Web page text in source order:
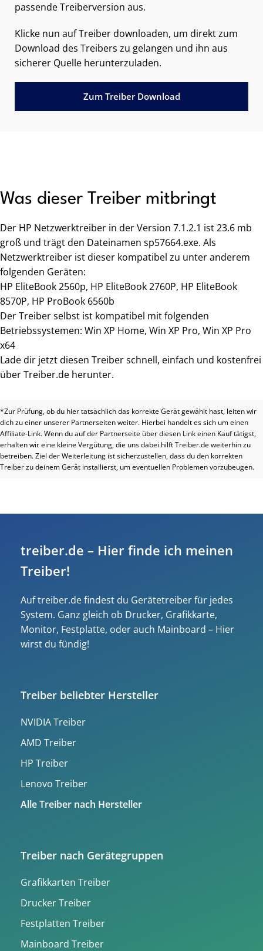
passende Treiberversion aus.
Klicke nun auf Treiber downloaden, um direkt zum
Download des Treibers zu gelangen und ihn aus
sicherer Quelle herunterzuladen.
Zum Treiber Download
Was dieser Treiber mitbringt
Der HP Netzwerktreiber in der Version 7.1.2.1 ist 23.6 mb
groß und trägt den Dateinamen sp57664.exe. Als
Netzwerktreiber ist dieser kompatibel zu unter anderem
folgenden Geräten:
HP EliteBook 2560p, HP EliteBook 2760P, HP EliteBook
8570P, HP ProBook 6560b
Der Treiber selbst ist kompatibel mit folgenden
Betriebssystemen: Win XP Home, Win XP Pro, Win XP Pro
x64
Lade dir jetzt diesen Treiber schnell, einfach und kostenfrei
über Treiber.de herunter.
*Zur Prüfung, ob du hier tatsächlich das korrekte Gerät gewählt hast, leiten wir
dich zu einer unserer Partnerseiten weiter. Hierbei handelt es sich um einen
Affiliate-Link. Wenn du auf der Partnerseite über diesen Link einen Kauf tätigst,
erhalten wir eine kleine Vergütung, die uns dabei hilft Treiber.de weiterhin zu
betreiben. Ziel der Weiterleitung ist sicherzustellen, dass du den korrekten
Treiber zu deinem Gerät installierst, um eventuellen Problemen vorzubeugen.
treiber.de – Hier finde ich meinen
Treiber!
Auf treiber.de findest du Gerätetreiber für jedes
System. Ganz gleich ob Drucker, Grafikkarte,
Monitor, Festplatte, oder auch Mainboard – Hier
wirst du fündig!
Treiber beliebter Hersteller
NVIDIA Treiber
AMD Treiber
HP Treiber
Lenovo Treiber
Alle Treiber nach Hersteller
Treiber nach Gerätegruppen
Grafikkarten Treiber
Drucker Treiber
Festplatten Treiber
Mainboard Treiber